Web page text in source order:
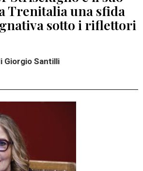
Trenitalia una sfida
sotto i riflettori
Giorgio Santilli